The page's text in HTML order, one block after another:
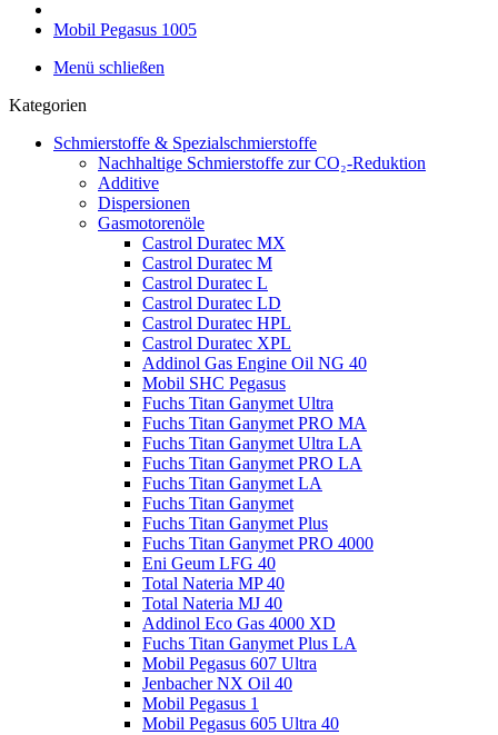
Mobil Pegasus 1005
Menü schließen
Kategorien
Schmierstoffe & Spezialschmierstoffe
Nachhaltige Schmierstoffe zur CO₂-Reduktion
Additive
Dispersionen
Gasmotorenöle
Castrol Duratec MX
Castrol Duratec M
Castrol Duratec L
Castrol Duratec LD
Castrol Duratec HPL
Castrol Duratec XPL
Addinol Gas Engine Oil NG 40
Mobil SHC Pegasus
Fuchs Titan Ganymet Ultra
Fuchs Titan Ganymet PRO MA
Fuchs Titan Ganymet Ultra LA
Fuchs Titan Ganymet PRO LA
Fuchs Titan Ganymet LA
Fuchs Titan Ganymet
Fuchs Titan Ganymet Plus
Fuchs Titan Ganymet PRO 4000
Eni Geum LFG 40
Total Nateria MP 40
Total Nateria MJ 40
Addinol Eco Gas 4000 XD
Fuchs Titan Ganymet Plus LA
Mobil Pegasus 607 Ultra
Jenbacher NX Oil 40
Mobil Pegasus 1
Mobil Pegasus 605 Ultra 40